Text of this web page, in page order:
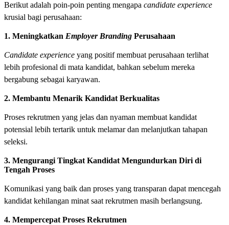
Berikut adalah poin-poin penting mengapa candidate experience
krusial bagi perusahaan:
1. Meningkatkan Employer Branding Perusahaan
Candidate experience yang positif membuat perusahaan terlihat
lebih profesional di mata kandidat, bahkan sebelum mereka
bergabung sebagai karyawan.
2. Membantu Menarik Kandidat Berkualitas
Proses rekrutmen yang jelas dan nyaman membuat kandidat
potensial lebih tertarik untuk melamar dan melanjutkan tahapan
seleksi.
3. Mengurangi Tingkat Kandidat Mengundurkan Diri di
Tengah Proses
Komunikasi yang baik dan proses yang transparan dapat mencegah
kandidat kehilangan minat saat rekrutmen masih berlangsung.
4. Mempercepat Proses Rekrutmen